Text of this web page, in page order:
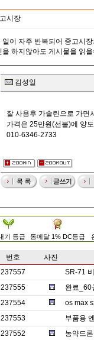
시장
이 자주 반복되어 중고시
하지않아도 게시물을 읽
김성일
잘 사용후 가솔린으로 가면
가격은 25만원(선불)에 양
010-6346-2733
기 등급 동메달 1% DC등급
번호
사진
237557
SR-71
237555
완료_60
237554
os max
237553
부품용
237552
농약드